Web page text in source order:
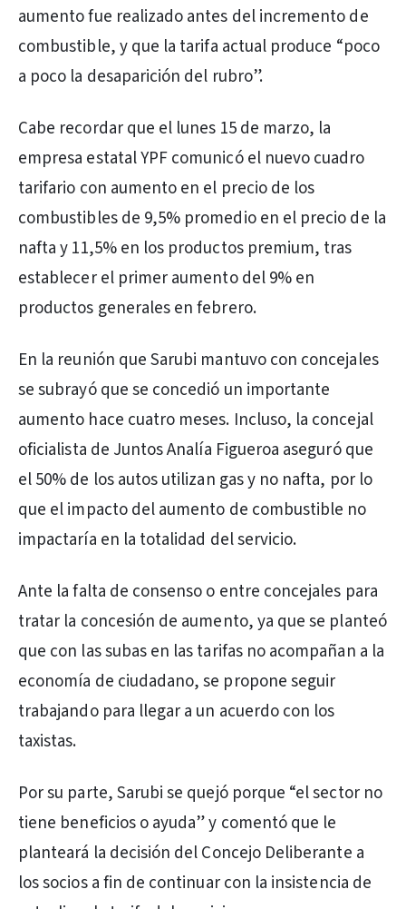
aumento fue realizado antes del incremento de
combustible, y que la tarifa actual produce “poco
a poco la desaparición del rubro”.
Cabe recordar que el lunes 15 de marzo, la
empresa estatal YPF comunicó el nuevo cuadro
tarifario con aumento en el precio de los
combustibles de 9,5% promedio en el precio de la
nafta y 11,5% en los productos premium, tras
establecer el primer aumento del 9% en
productos generales en febrero.
En la reunión que Sarubi mantuvo con concejales
se subrayó que se concedió un importante
aumento hace cuatro meses. Incluso, la concejal
oficialista de Juntos Analía Figueroa aseguró que
el 50% de los autos utilizan gas y no nafta, por lo
que el impacto del aumento de combustible no
impactaría en la totalidad del servicio.
Ante la falta de consenso o entre concejales para
tratar la concesión de aumento, ya que se planteó
que con las subas en las tarifas no acompañan a la
economía de ciudadano, se propone seguir
trabajando para llegar a un acuerdo con los
taxistas.
Por su parte, Sarubi se quejó porque “el sector no
tiene beneficios o ayuda” y comentó que le
planteará la decisión del Concejo Deliberante a
los socios a fin de continuar con la insistencia de